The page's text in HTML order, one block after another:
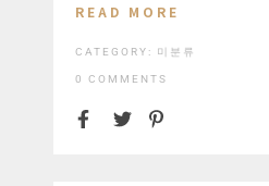
READ MORE
CATEGORY: 미분류
0 COMMENTS